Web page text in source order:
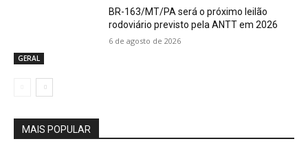
GERAL
BR-163/MT/PA será o próximo leilão
rodoviário previsto pela ANTT em 2026
6 de agosto de 2026
MAIS POPULAR